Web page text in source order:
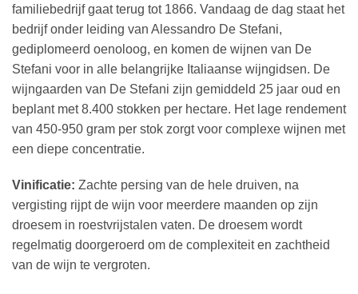
familiebedrijf gaat terug tot 1866. Vandaag de dag staat het
bedrijf onder leiding van Alessandro De Stefani,
gediplomeerd oenoloog, en komen de wijnen van De
Stefani voor in alle belangrijke Italiaanse wijngidsen. De
wijngaarden van De Stefani zijn gemiddeld 25 jaar oud en
beplant met 8.400 stokken per hectare. Het lage rendement
van 450-950 gram per stok zorgt voor complexe wijnen met
een diepe concentratie.
Vinificatie: Zachte persing van de hele druiven, na
vergisting rijpt de wijn voor meerdere maanden op zijn
droesem in roestvrijstalen vaten. De droesem wordt
regelmatig doorgeroerd om de complexiteit en zachtheid
van de wijn te vergroten.